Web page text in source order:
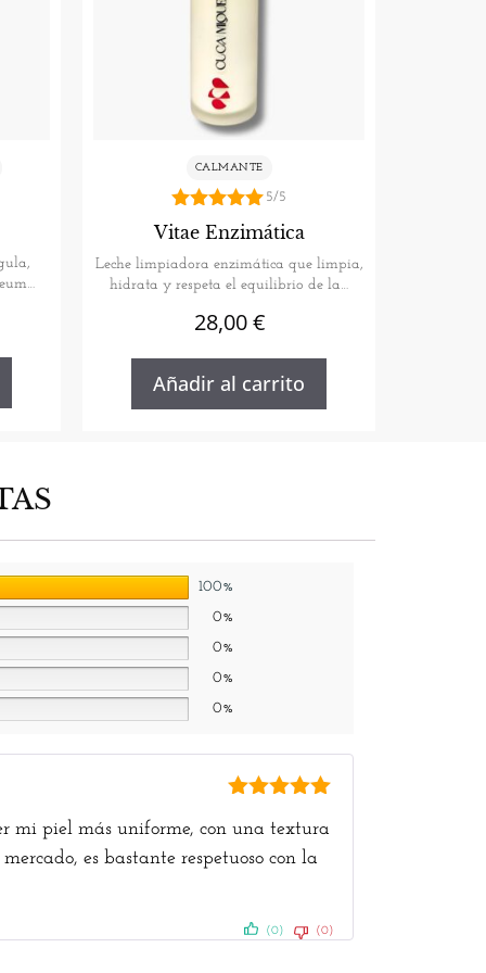
CALMANTE
5.00
de 5
5/5
Vitae Enzimática
Leche limpiadora enzimática que limpia,
hidrata y respeta el equilibrio de la…
28,00€
Añadir al carrito
100%
0%
0%
0%
0%
mi piel más uniforme, con una textura
es bastante respetuoso con la
(0) (0)